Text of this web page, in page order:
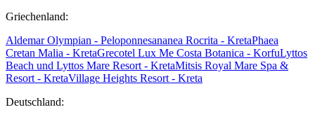
Griechenland:
Aldemar Olympian - Peloponnesananea Rocrita - KretaPhaea
Cretan Malia - KretaGrecotel Lux Me Costa Botanica - KorfuLyttos
Beach und Lyttos Mare Resort - KretaMitsis Royal Mare Spa &
Resort - KretaVillage Heights Resort - Kreta
Deutschland: